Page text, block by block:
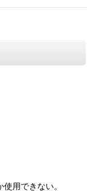
用できない。